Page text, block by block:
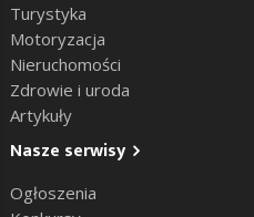
Turystyka
Motoryzacja
Nieruchomości
Zdrowie i uroda
Artykuły
Nasze serwisy
Ogłoszenia